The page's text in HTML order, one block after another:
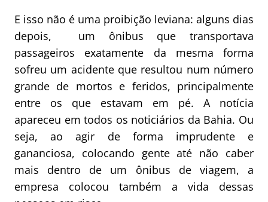
E isso não é uma proibição leviana: alguns dias
depois, um ônibus que transportava
passageiros exatamente da mesma forma
sofreu um acidente que resultou num número
grande de mortos e feridos, principalmente
entre os que estavam em pé. A notícia
apareceu em todos os noticiários da Bahia. Ou
seja, ao agir de forma imprudente e
gananciosa, colocando gente até não caber
mais dentro de um ônibus de viagem, a
empresa colocou também a vida dessas